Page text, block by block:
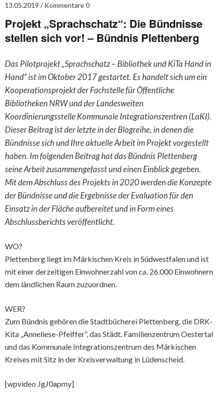
13.05.2019 Kommentare 0
Projekt „Sprachschatz“: Die Bündnisse
stellen sich vor! – Bündnis Plettenberg
Das Pilotprojekt „Sprachschatz – Bibliothek und KiTa Hand in
Hand“ ist im Oktober 2017 gestartet. Es handelt sich um ein
Kooperationsprojekt der Fachstelle für Öffentliche
Bibliotheken NRW und der Landesweiten
Koordinierungsstelle Kommunale Integrationszentren (LaKI).
Dieser Beitrag ist der letzte in der Blogreihe, in denen die
Bündnisse sich und Ihre aktuelle Arbeit im Projekt vorgestellt
haben. Im folgenden Beitrag hat das Bündnis Plettenberg
seine Arbeit zusammengefasst und einen Einblick gegeben.
Mit dem Abschluss des Projekts in 2020 werden die Konzepte
der Bündnisse und die Ergebnisse der Evaluation für den
Einsatz in der Fläche aufbereitet und in Form eines
Abschlussberichts veröffentlicht.
WO?
Plettenberg liegt im Märkischen Kreis in Südwestfalen und ist
mit einer derzeitigen Einwohnerzahl von ca. 26.000 Einwohnern
dem ländlichen Raum zuzuordnen.
WER?
Zum Bündnis gehören die Stadtbücherei Plettenberg, die DRK-
Kita „Anneliese-Pfeiffer“, das Städt. Familienzentrum Oestertal
und das Kommunale Integrationszentrum des Märkischen
Kreises mit Sitz in der Kreisverwaltung in Lüdenscheid.
[wpvideo JgJ0apmy]